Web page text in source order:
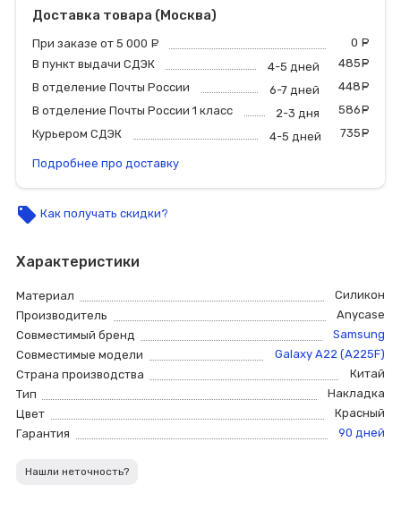
Доставка товара (Москва)
При заказе от 5 000 0
В пункт выдачи СДЭК
4-5 дней 485
В отделение Почты России
6-7 дней 448
В отделение Почты России 1 класс
2-3 дня 586
Курьером СДЭК
4-5 дней 735
Подробнее про доставку
local_offer Как получать скидки?
Характеристики
Материал
Силикон
Производитель
Anycase
Совместимый бренд
Samsung
Совместимые модели
Galaxy A22 (A225F)
Страна производства
Китай
Тип
Накладка
Цвет
Красный
Гарантия
90 дней
Нашли неточность?